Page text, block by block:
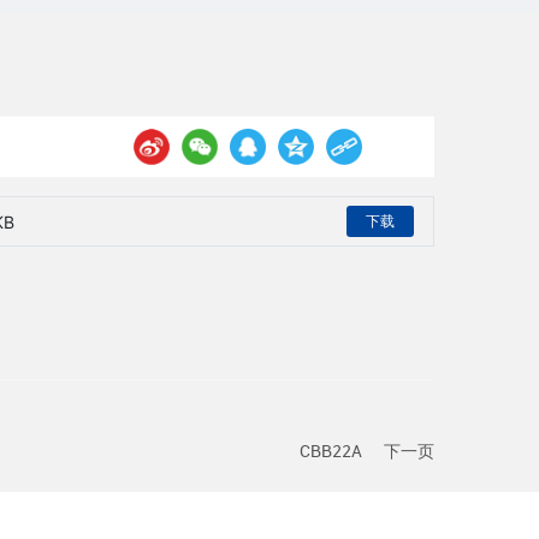
下载
CBB22A 下一页